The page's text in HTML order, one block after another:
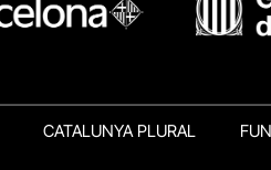
CATALUNYA PLURAL